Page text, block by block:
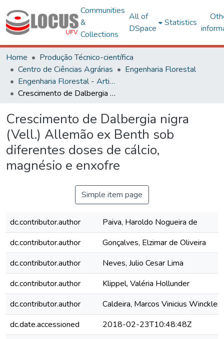
Communities
&
Collections
All of
DSpace
Statistics
Home
Produção Técnico-científica
Centro de Ciências Agrárias
Engenharia Florestal
Engenharia Florestal - Artigos
Crescimento de Dalbergia nigra (Vell.) Allemão ex Benth sob diferentes doses de cálcio, magnésio e enxofre
Crescimento de Dalbergia nigra
(Vell.) Allemão ex Benth sob
diferentes doses de cálcio,
magnésio e enxofre
Simple item page
dc.contributor.author
Paiva, Haroldo Nogueira de
dc.contributor.author
Gonçalves, Elzimar de Oliveira
dc.contributor.author
Neves, Julio Cesar Lima
dc.contributor.author
Klippel, Valéria Hollunder
dc.contributor.author
Caldeira, Marcos Vinicius Winckler
dc.date.accessioned
2018-02-23T10:48:48Z